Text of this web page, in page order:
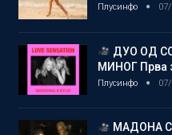
Плусинфо
ДУО ОД
МИНОГ Прва
Плусинфо
МАДОНА